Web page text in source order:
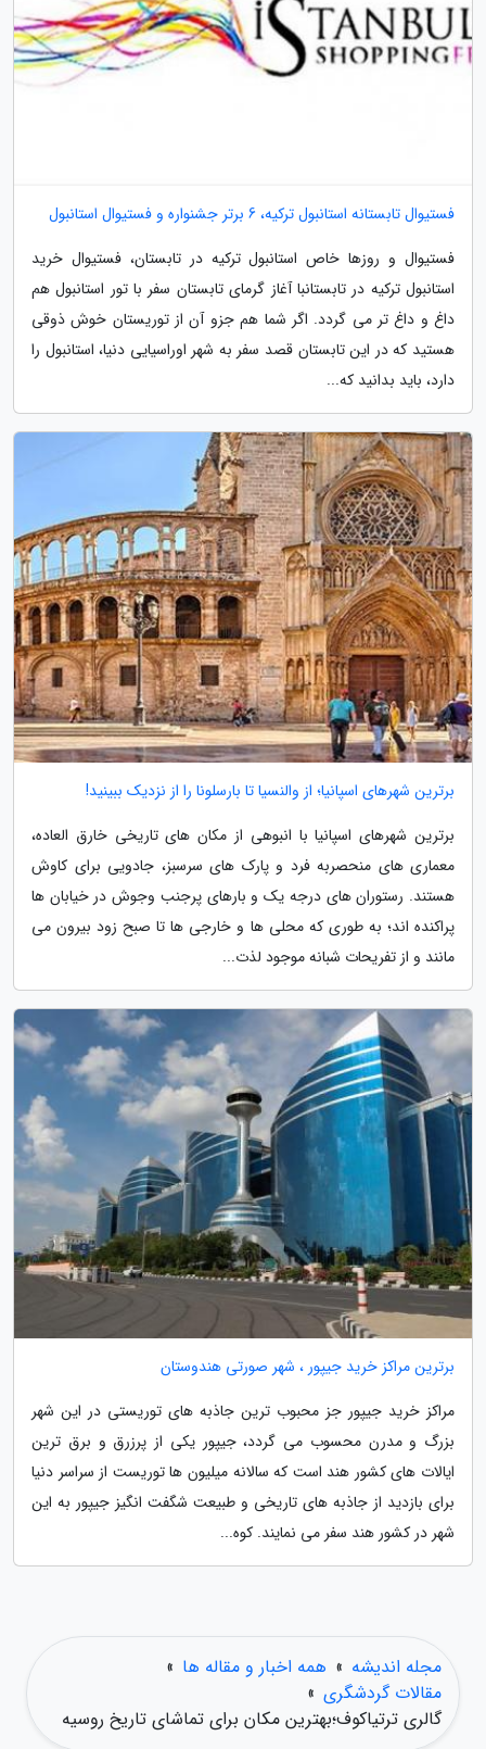
فستیوال تابستانه استانبول ترکیه، 6 برتر جشنواره و فستیوال استانبول
فستیوال و روزها خاص استانبول ترکیه در تابستان، فستیوال خرید
استانبول ترکیه در تابستانبا آغاز گرمای تابستان سفر با تور استانبول هم
داغ و داغ تر می گردد. اگر شما هم جزو آن از توریستان خوش ذوقی
هستید که در این تابستان قصد سفر به شهر اوراسیایی دنیا، استانبول را
دارد، باید بدانید که...
برترین شهرهای اسپانیا؛ از والنسیا تا بارسلونا را از نزدیک ببینید!
برترین شهرهای اسپانیا با انبوهی از مکان های تاریخی خارق العاده،
معماری های منحصربه فرد و پارک های سرسبز، جادویی برای کاوش
هستند. رستوران های درجه یک و بارهای پرجنب وجوش در خیابان ها
پراکنده اند؛ به طوری که محلی ها و خارجی ها تا صبح زود بیرون می
مانند و از تفریحات شبانه موجود لذت...
برترین مراکز خرید جیپور ، شهر صورتی هندوستان
مراکز خرید جیپور جز محبوب ترین جاذبه های توریستی در این شهر
بزرگ و مدرن محسوب می گردد، جیپور یکی از پرزرق و برق ترین
ایالات های کشور هند است که سالانه میلیون ها توریست از سراسر دنیا
برای بازدید از جاذبه های تاریخی و طبیعت شگفت انگیز جیپور به این
شهر در کشور هند سفر می نمایند. کوه...
مجله اندیشه » همه اخبار و مقاله ها »
مقالات گردشگری »
گالری ترتیاکوف؛بهترین مکان برای تماشای تاریخ روسیه